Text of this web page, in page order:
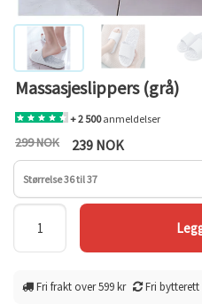
Massasjeslippers (grå)
+ 2 500anmeldelser
299 NOK 239 NOK
Størrelse 36 til 37
Fri frakt over 599 kr Fri bytterett